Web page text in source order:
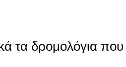
τα δρομολόγια που